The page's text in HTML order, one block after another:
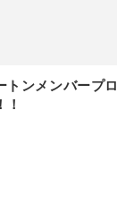
トンメンバー